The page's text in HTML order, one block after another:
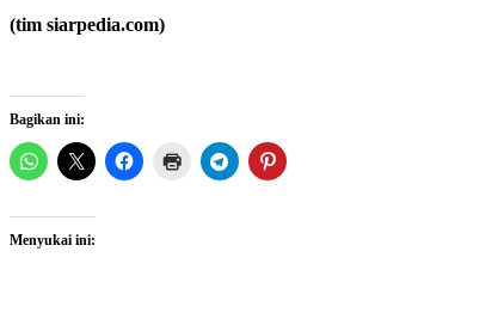
(tim siarpedia.com)
Bagikan ini:
Menyukai ini: